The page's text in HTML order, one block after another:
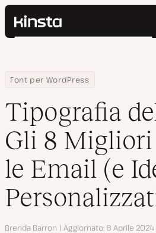
Kinsta®
Prezzi
Contatti
Cerca
Home
Centro Risorse
Blog
Font per WordPress
Tipografia delle Email: Gli 8 Migliori
Tipografia
Gli 8
le Email (e
Autore
Brenda Barron Aggiornato 8 Aprile 2024